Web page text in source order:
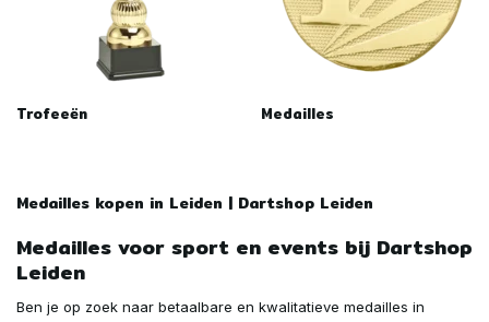
Trofeeën Medailles
Medailles kopen in Leiden | Dartshop Leiden
Medailles voor sport en events bij Dartshop
Leiden
Ben je op zoek naar betaalbare en kwalitatieve medailles in